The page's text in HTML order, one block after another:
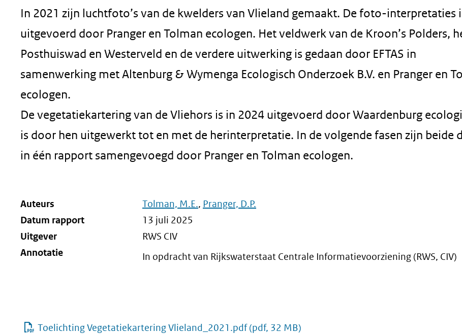
In 2021 zijn luchtfoto’s van de kwelders van Vlieland gemaakt. De foto-interpretaties
uitgevoerd door Pranger en Tolman ecologen. Het veldwerk van de Kroon’s Polders,
Posthuiswad en Westerveld en de verdere uitwerking is gedaan door EFTAS in
samenwerking met Altenburg & Wymenga Ecologisch Onderzoek B.V. en Pranger en
ecologen.
De vegetatiekartering van de Vliehors is in 2024 uitgevoerd door Waardenburg
is door hen uitgewerkt tot en met de herinterpretatie. In de volgende fasen zijn beide
in één rapport samengevoegd door Pranger en Tolman ecologen.
Auteurs Tolman, M.E., Pranger, D.P.
Datum rapport
13 juli 2025
Uitgever
RWS CIV
Annotatie
In opdracht van Rijkswaterstaat Centrale Informatievoorziening (RWS, CIV)
Toelichting Vegetatiekartering Vlieland_2021.pdf(pdf, 32 MB)